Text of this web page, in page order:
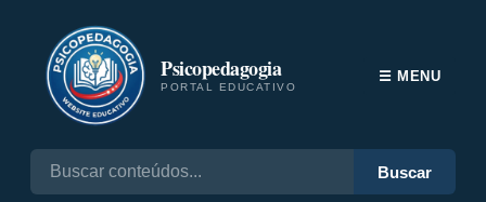
Psicopedagogia
PORTAL EDUCATIVO
Buscar
☰ MENU